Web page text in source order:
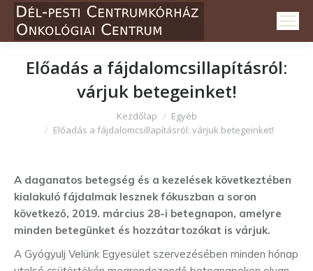
Előadás a fájdalomcsillapításról:
várjuk betegeinket!
Kezdőlap
Egyéb
Előadás a fájdalomcsillapításról: várjuk betegeinket!
A daganatos betegség és a kezelések következtében
kialakuló fájdalmak lesznek fókuszban a soron
következő, 2019. március 28-i betegnapon, amelyre
minden betegünket és hozzátartozókat is várjuk.
A Gyógyulj Velünk Egyesület szervezésében minden hónap